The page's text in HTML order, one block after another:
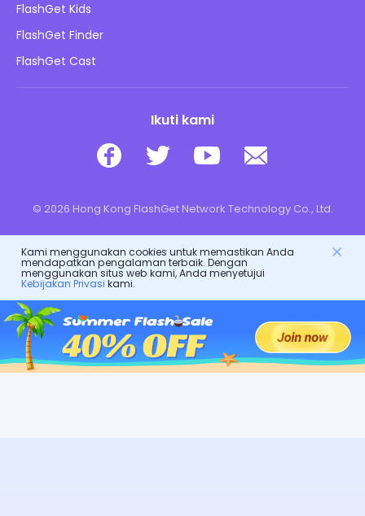
Kebijakan Periklanan
Jangan Jual Info Saya
Keamanan Daring Anak
Unduh
FlashGet Kids
FlashGet Finder
FlashGet Cast
Ikuti kami
© 2026 Hong Kong FlashGet Network Technology Co., Ltd.
Kami menggunakan cookies untuk memastikan Anda
mendapatkan pengalaman terbaik. Dengan
menggunakan situs web kami, Anda menyetujui
Kebijakan Privasi kami.